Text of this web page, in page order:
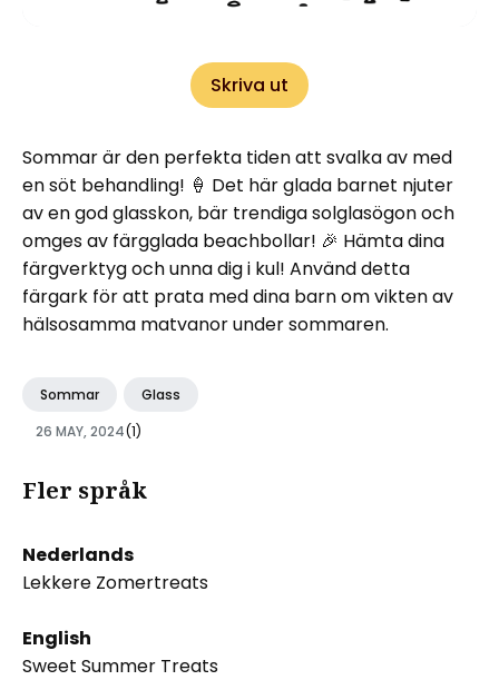
Skriva ut
Sommar är den perfekta tiden att svalka av med
en söt behandling! 🍦 Det här glada barnet njuter
av en god glasskon, bär trendiga solglasögon och
omges av färgglada beachbollar! 🎉 Hämta dina
färgverktyg och unna dig i kul! Använd detta
färgark för att prata med dina barn om vikten av
hälsosamma matvanor under sommaren.
Sommar
Glass
26 MAY, 2024(1)
Fler språk
Nederlands
Lekkere Zomertreats
English
Sweet Summer Treats